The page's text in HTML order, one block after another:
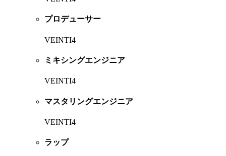
プロデューサー
VEINTI4
ミキシングエンジニア
VEINTI4
マスタリングエンジニア
VEINTI4
ラップ